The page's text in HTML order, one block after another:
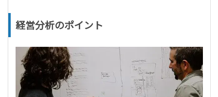
経営分析のポイント